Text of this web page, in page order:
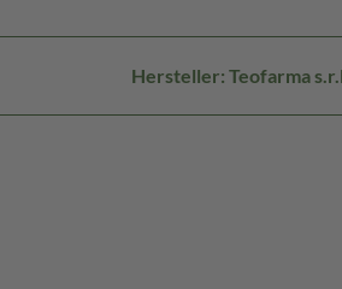
Hersteller: Teofarma